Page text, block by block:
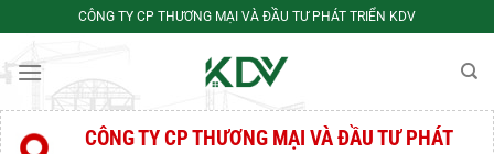
nội
CÔNG TY CP THƯƠNG MẠI VÀ ĐẦU TƯ PHÁT TRIỂN KDV
CÔNG TY CP THƯƠNG MẠI VÀ ĐẦU TƯ PHÁT